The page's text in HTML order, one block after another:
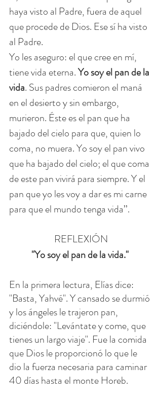
haya visto al Padre, fuera de aquel
que procede de Dios. Ese sí ha visto
al Padre.
Yo les aseguro: el que cree en mí,
tiene vida eterna. Yo soy el pan de la
vida. Sus padres comieron el maná
en el desierto y sin embargo,
murieron. Éste es el pan que ha
bajado del cielo para que, quien lo
coma, no muera. Yo soy el pan vivo
que ha bajado del cielo; el que coma
de este pan vivirá para siempre. Y el
pan que yo les voy a dar es mi carne
para que el mundo tenga vida’’.
REFLEXIÓN
"Yo soy el pan de la vida."
En la primera lectura, Elías dice:
"Basta, Yahvé". Y cansado se durmió
y los ángeles le trajeron pan,
diciéndole: "Levántate y come, que
tienes un largo viaje". Fue la comida
que Dios le proporcionó lo que le
dio la fuerza necesaria para caminar
40 días hasta el monte Horeb.